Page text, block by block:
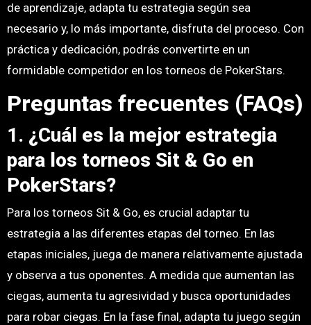
de aprendizaje, adapta tu estrategia según sea
necesario y, lo más importante, disfruta del proceso. Con
práctica y dedicación, podrás convertirte en un
formidable competidor en los torneos de PokerStars.
Preguntas frecuentes (FAQs)
1. ¿Cuál es la mejor estrategia
para los torneos Sit & Go en
PokerStars?
Para los torneos Sit & Go, es crucial adaptar tu
estrategia a las diferentes etapas del torneo. En las
etapas iniciales, juega de manera relativamente ajustada
y observa a tus oponentes. A medida que aumentan las
ciegas, aumenta tu agresividad y busca oportunidades
para robar ciegas. En la fase final, adapta tu juego según